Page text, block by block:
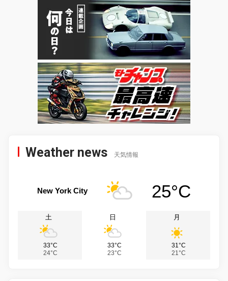
Weather news 天気情報
New York City 25°C
土
33°C
24°C
日
33°C
23°C
月
31°C
21°C